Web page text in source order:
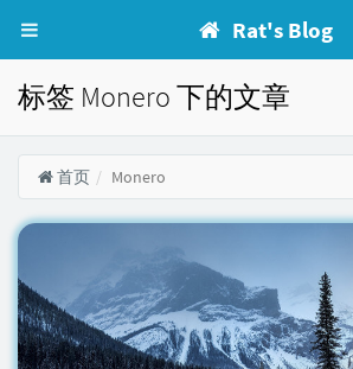
Rat's Blog
标签 Monero 下的文章
首页 Monero